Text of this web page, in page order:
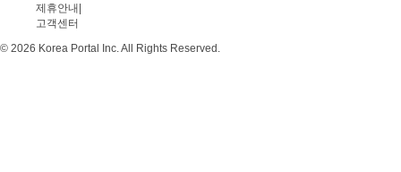
제휴안내
고객센터
© 2026 Korea Portal Inc. All Rights Reserved.